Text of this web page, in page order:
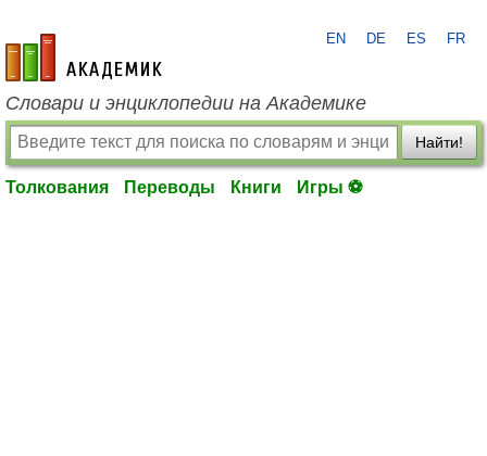
academic.ru
EN DE ES FR
Словари и энциклопедии на Академике
Найти!
Толкования Переводы Книги Игры ⚽